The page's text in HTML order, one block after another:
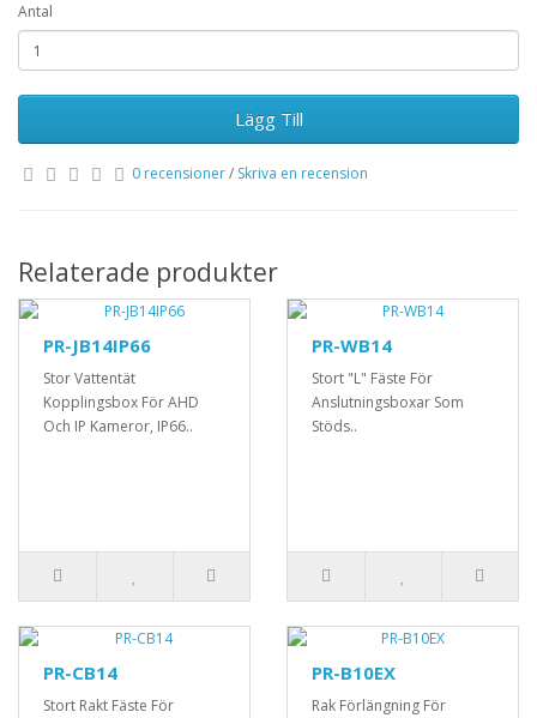
Antal
Lägg Till
0 recensioner/ Skriva en recension
Relaterade produkter
PR-JB14IP66
Stor Vattentät
Kopplingsbox För AHD
Och IP Kameror, IP66..
PR-WB14
Stort "L" Fäste För
Anslutningsboxar Som
Stöds..
PR-CB14
Stort Rakt Fäste För
PR-B10EX
Rak Förlängning För